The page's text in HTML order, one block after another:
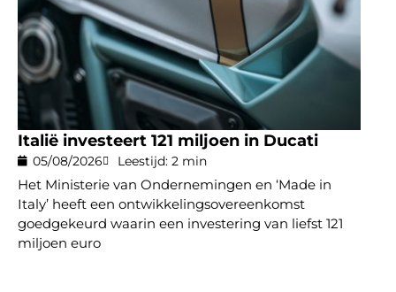
Italië investeert 121 miljoen in Ducati
05/08/2026 Leestijd: 2 min
Het Ministerie van Ondernemingen en ‘Made in
Italy’ heeft een ontwikkelingsovereenkomst
goedgekeurd waarin een investering van liefst 121
miljoen euro